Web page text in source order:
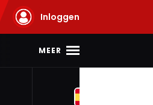
Inloggen
MEER